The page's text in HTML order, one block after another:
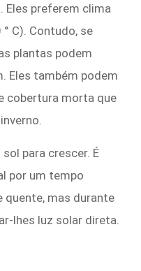
Eles preferem clima
C). Contudo, se
plantas podem
Eles também podem
cobertura morta que
para crescer. É
por um tempo
quente, mas durante
lhes luz solar direta.